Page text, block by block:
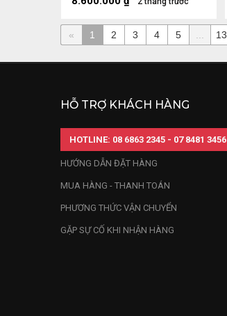
« 1 2 3 4 5 13
HỖ TRỢ KHÁCH HÀNG
HOTLINE: 08 6863 2345 - 07 8481 3456
HƯỚNG DẪN ĐẶT HÀNG
MUA HÀNG - THANH TOÁN
PHƯƠNG THỨC VẬN CHUYỂN
GẶP SỰ CỐ KHI NHẬN HÀNG